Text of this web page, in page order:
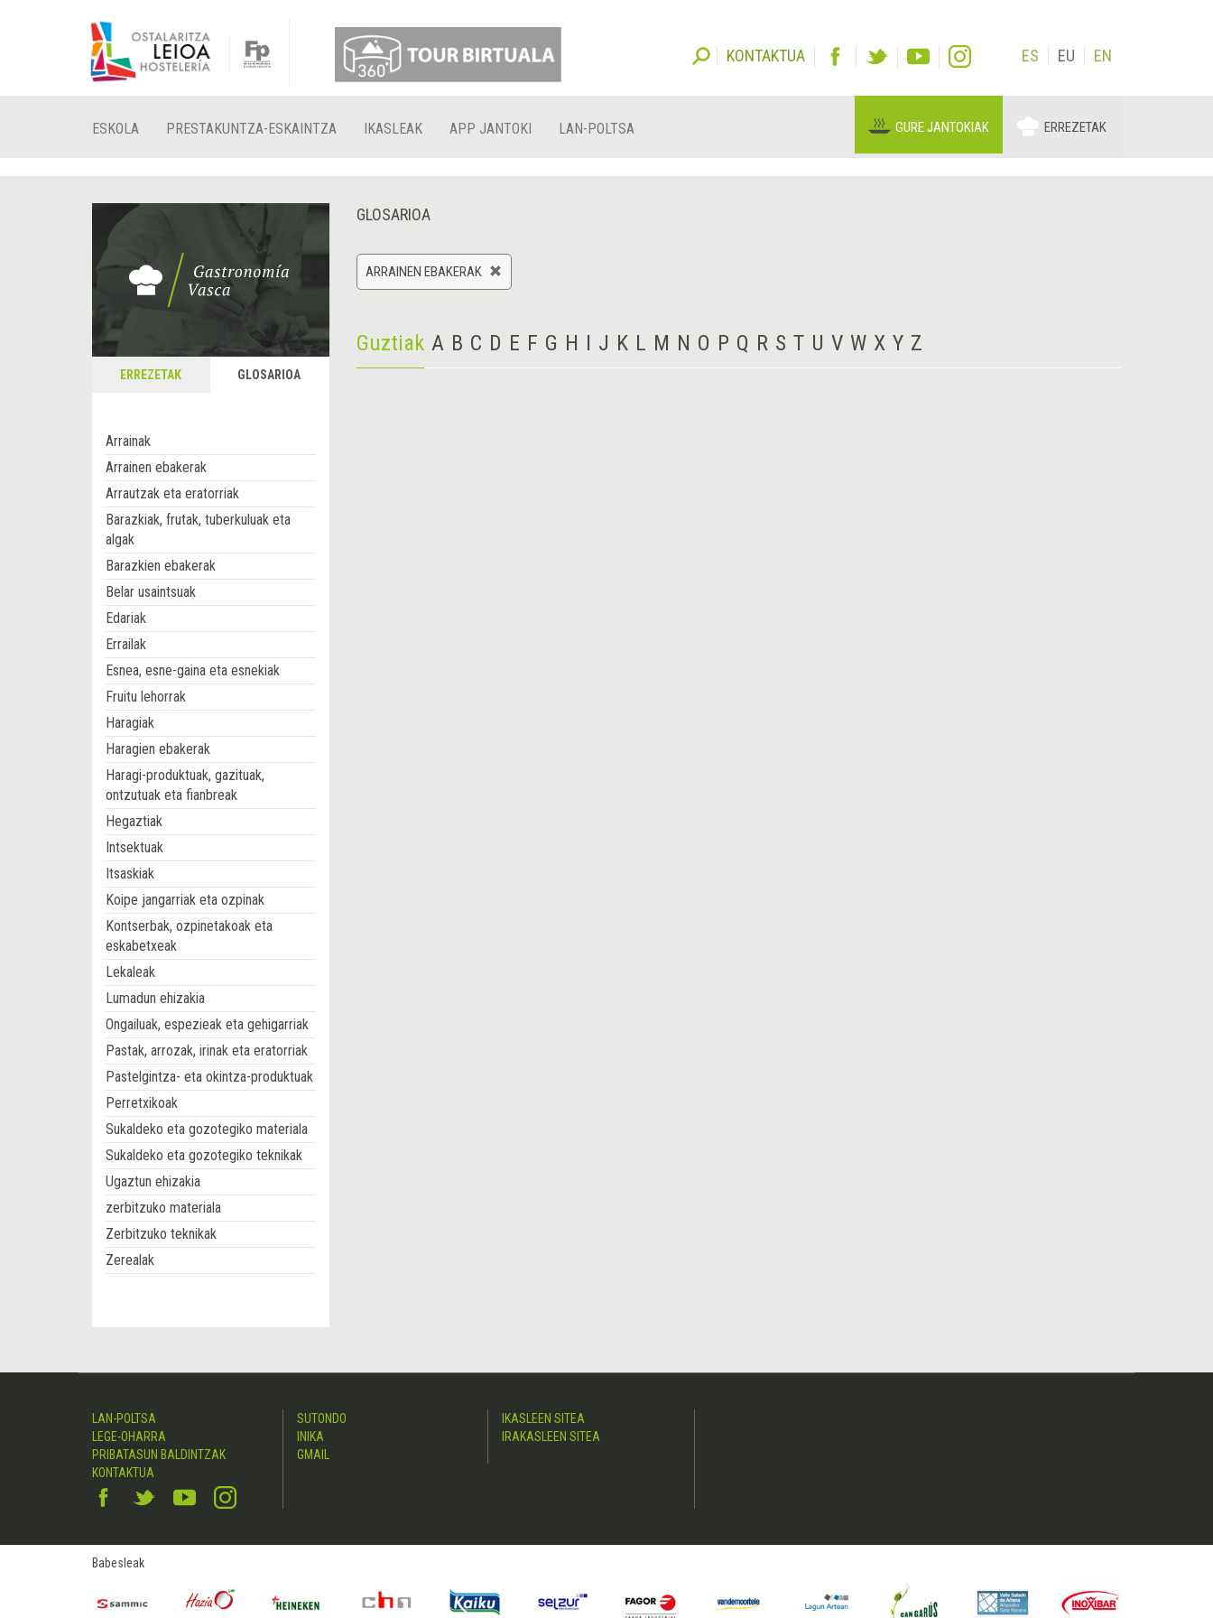
KONTAKTUA ES EU EN
ESKOLA PRESTAKUNTZA-ESKAINTZA IKASLEAK APP JANTOKI LAN-POLTSA GURE JANTOKIAK ERREZETAK
ERREZETAK GLOSARIOA
Arrainak
Arrainen ebakerak
Arrautzak eta eratorriak
Barazkiak, frutak, tuberkuluak eta
algak
Barazkien ebakerak
Belar usaintsuak
Edariak
Errailak
Esnea, esne-gaina eta esnekiak
Fruitu lehorrak
Haragiak
Haragien ebakerak
Haragi-produktuak, gazituak,
ontzutuak eta fianbreak
Hegaztiak
Intsektuak
Itsaskiak
Koipe jangarriak eta ozpinak
Kontserbak, ozpinetakoak eta
eskabetxeak
Lekaleak
Lumadun ehizakia
Ongailuak, espezieak eta gehigarriak
Pastak, arrozak, irinak eta eratorriak
Pastelgintza- eta okintza-produktuak
Perretxikoak
Sukaldeko eta gozotegiko materiala
Sukaldeko eta gozotegiko teknikak
Ugaztun ehizakia
zerbitzuko materiala
Zerbitzuko teknikak
Zerealak
GLOSARIOA
ARRAINEN EBAKERAK
Guztiak A B C D E F G H I J K L M N O P Q R S T U V W X Y Z
LAN-POLTSA
LEGE-OHARRA
PRIBATASUN BALDINTZAK
KONTAKTUA
SUTONDO
INIKA
GMAIL
IKASLEEN SITEA
IRAKASLEEN SITEA
Babesleak